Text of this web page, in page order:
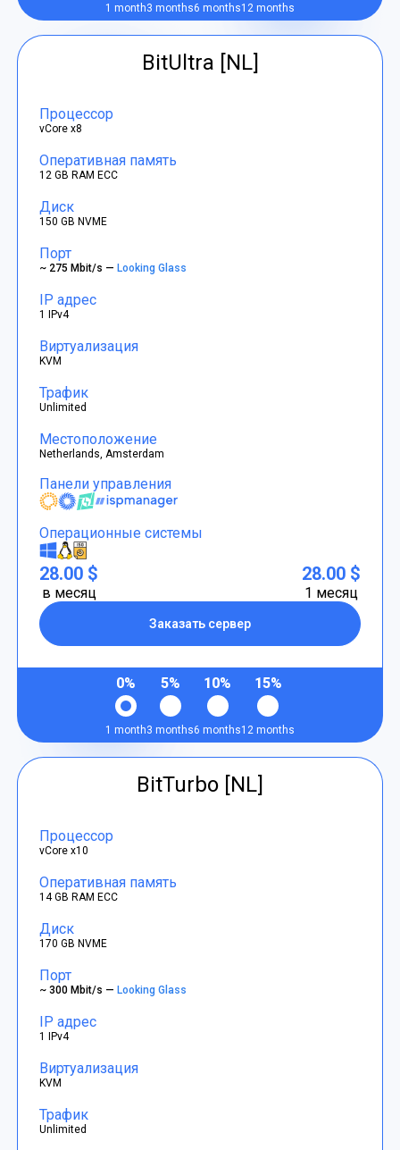
1 month3 months6 months12 months
BitUltra [NL]
Процессор
vCore x8
Оперативная память
12 GB RAM ECC
Диск
150 GB NVME
Порт
~ 275 Mbit/s —Looking Glass
IP адрес
1 IPv4
Виртуализация
KVM
Трафик
Unlimited
Местоположение
Netherlands, Amsterdam
Панели управления
Операционные системы
28.00 $
в месяц
Заказать сервер
28.00 $
1 месяц
0%
1 month
5%
3 months
10%
6 months
15%
12 months
BitTurbo [NL]
Процессор
vCore x10
Оперативная память
14 GB RAM ECC
Диск
170 GB NVME
Порт
~ 300 Mbit/s —Looking Glass
IP адрес
1 IPv4
Виртуализация
KVM
Трафик
Unlimited